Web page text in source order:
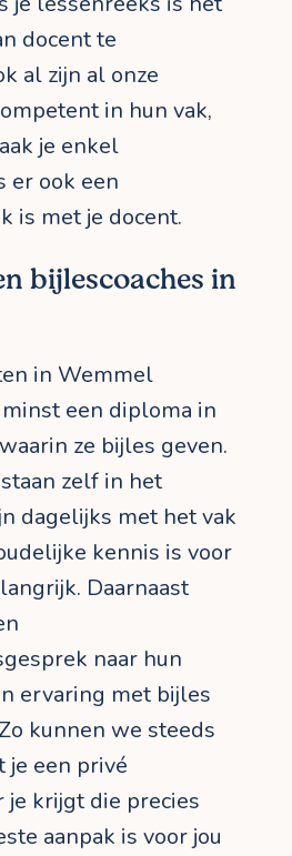
docent te
al zijn al onze
in hun vak,
je enkel
er ook een
is met je docent.
bijlescoaches in
in Wemmel
een diploma in
ze bijles geven.
zelf in het
dagelijks met het vak
kennis is voor
Daarnaast
naar hun
ervaring met bijles
kunnen we steeds
je een privé
je krijgt die precies
aanpak is voor jou